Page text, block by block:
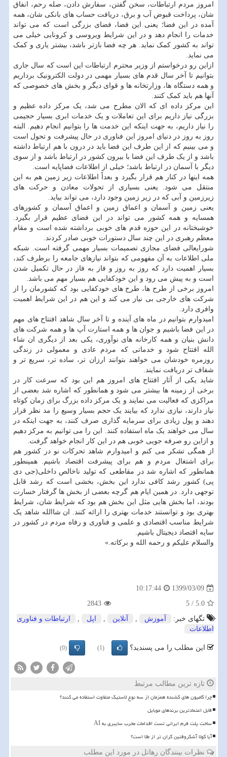
امروز مردم ارتباطات، سخن گفتن، سفارش دادن، صله رحم، انفاق
شان، پرداخت قبوض آب و برق، دریافت حساب های بانکی شان، همه
آمده در این فضا؛ یعنی این فضا، فضای بزرگی است که می تواند
خدمات را انجام دهد و در این شرایط ویروسی و کرونایی خیلی می
تواند به کشور کمک نماید. هر چه فضا بازتر باشد، بیشتر یاری و کمک
می نماید.
ازاین رو درخواستم از وزیر محترم ارتباطات این است که سال جاری
بتوانیم تا آخر سال قدم های بسیار مهمی در دولت الکترونیک برداریم
و همه دستگاه ها، وزارتخانه ها و قوای دیگر و بخش های خصوصی که
آنها هم باید کمک کنند.
این مرکز داده ای که الان مطرح می شد، یک مرکز داده عظیم و
بزرگی نیاز داریم برای این تعاملات و یک خدمات ابری بسیار حجیمی
را نیاز داریم، به جهت اینکه این خدمت ها را بتوانیم انجام دهیم. البته
روز به روز در دنیای امروز این فناوری در حال پیشرفت و تحول است
و می بینیم که از این طرف این فضا باید در درون با هم ارتباط داشته
باشد و از یک طرف این فضا با بیرون کشور در ارتباط باشد و از سوی
دیگر با آسمان در ارتباط باشد؛ خیلی از اطلاعات فضاپایه است.
همه اینها در کنار هم قرار بگیرد و بعداً اطلاعات زیر زمین هم به این
منتقل می شود. یعنی بسیاری از تحولات معادن و حرکت های
زیرزمین و آبی که در زیر زمین وجود دارد، می تواند بیاید.
یعنی زمین و آسمان و اعماق زمین و اعماق آسمان و کشورهای
همسایه و همه کشور می تواند در این فضای عظیم قرار بگیرد.
خوشبختانه در این حوزه قدم های خوبی برداشته شده است و مقام
معظم رهبری در این چند سال دستورات خوبی صادر کردند.
شورایعالی فضای مجازی تصمیمات بسیار مهمی گرفته است. شبکه
ملی اطلاعات به آن مفهومی که بتواند نیازهای جامعه را برطرف کند،
بسیار اهمیت دارد که روز به روز و فاز به فاز در حال تکمیل شدن
است و به پیش می رود و این خودکفایی هم بسیار مهم می باشد.
امروز برخی از طرح ها، طرح های خودکفایی بود که کشورمان را از
شرکت های خارجی بی نیاز می کند و این هم در این شرایط اهمیت
وافری دارد.
امیدوارم بتوانیم در ماه های آینده و تا آخر سال شاهد افتتاح های مهم
در این فضا باشیم و جوان ها و همه استارت آپ ها و همه شرکت های
دانش بنیان و همه کارخانه های نوآوری، یکی بعد از دیگری ان شاء
الله افتتاح شود و خدماتی که مردم عادی و معمولی در زندگی
روزمره خودشان می خواهند بتوانند ارزان تر، ساده تر، سریع تر و
شفاف تر دریافت نمایند.
شاید یکی از آثار افتتاح های امروز هم این بود که سرعت کار در
برخی از زمینه ها بیشتر می شود و همانطور که اشاره شد بعضی از
مراکزی که فعالیت می نمایند و یک مرکز داده بزرگ برای زمان کوتاه
نیاز دارند، نیازی ندارد که بیایند یک حجم بسیار وسیع را مد نظر قرار
دهند و پول زیادی برای سرمایه گذاری صرف کنند، به جهت اینکه در
سال می خواهند یک ماه استفاده کنند. این را می توانیم به مرکز دهیم
و ازاین رو صرفه جویی خوبی هم در این کار انجام خواهد گرفت.
از همگی تشکر می کنم و امیدوارم شاهد تحرکات نو در کشور هم
برای اشتغال مردم و هم برای پیشرفت اقتصاد باشیم. همینطور
همانطور که اشاره شد در مقاطعی که تولید ناخالص داخلی(جی دی
پی) کشور رشد کافی ندارد این بخش، بخشی است که رشد قابل
توجهی دارد. در همین ایام هم گرچه بعضی از بخش ها گرفتار خسارت
بودند، اما بخش هایی مثل این بخش هم بود که شرایط شان، شرایط
بهتری بود و توانستند خدمات بهتری را ارائه کنند. ان شاالله شاهد یک
شرایط مناسب اقتصادی و علمی و فناوری و رفاه مردم در کشور در
سایه اقتصاد دیجیتال باشیم.
والسلام علیکم و رحمه الله و برکاته.»
1399/03/09
10:17:44
5.0
/
5
2843
تگهای خبر:
آموزش , آنلاین , اپل ,
ارتباطات و فناوری
اطلاعات
این مطلب را می پسندید؟ (1)
(0)
تازه ترین مطالب مرتبط
چرا کامیون های کشنده همزمان از سه نوع لاستیک متفاوت استفاده می کنند؟
قابل اعتمادترین برندهای موبایل
ساخت پلت فرم ایرانی تست اقدامات مخرب سایبری به AI
آیا کولا آشکروفتین گران تر از طلا است؟
نظرات بینندگان رهاتل در مورد این مطلب